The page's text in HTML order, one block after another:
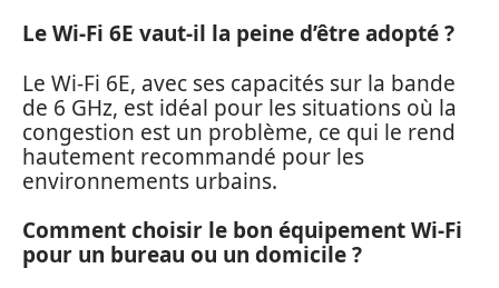
Le Wi-Fi 6E vaut-il la peine d’être adopté ?
Le Wi-Fi 6E, avec ses capacités sur la bande
de 6 GHz, est idéal pour les situations où la
congestion est un problème, ce qui le rend
hautement recommandé pour les
environnements urbains.
Comment choisir le bon équipement Wi-Fi
pour un bureau ou un domicile ?